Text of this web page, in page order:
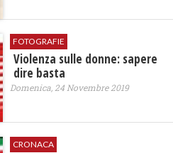
FOTOGRAFIE
Violenza sulle donne: sapere
dire basta
Domenica, 24 Novembre 2019
CRONACA